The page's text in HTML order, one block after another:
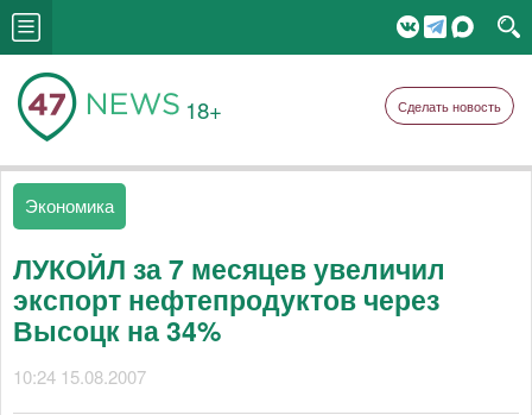
18+ Сделать новость
Экономика
ЛУКОЙЛ за 7 месяцев увеличил
экспорт нефтепродуктов через
Высоцк на 34%
10:24 15.08.2007